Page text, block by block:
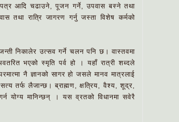
पत्र आदि चढाउने, पूजन गर्ने, उपवास बस्ने तथा
तथा रात्रि जागरण गर्नु जस्ता विशेष कर्मको
निकालेर उत्सव गर्ने चलन पनि छ। वास्तवमा
भएको स्मृति पर्व हो । यहाँ रात्री शब्दले
नै ज्ञानको सागर हो जसले मानव मात्रलाई
तर्फ लैजान्छ। ब्राह्मण, क्षत्रिय, वैश्य, शूद्र,
योग्य मानिन्छन् । यस व्रतको विधानमा सवेरै